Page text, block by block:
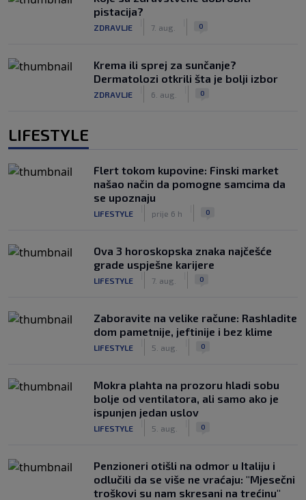
pistacija?
ZDRAVLJE 7. aug. 0
Krema ili sprej za sunčanje?
Dermatolozi otkrili šta je bolji izbor
ZDRAVLJE 6. aug. 0
LIFESTYLE
Flert tokom kupovine: Finski market
našao način da pomogne samcima da
se upoznaju
LIFESTYLE prije 6 h 0
Ova 3 horoskopska znaka najčešće
grade uspješne karijere
LIFESTYLE 7. aug. 0
Zaboravite na velike račune: Rashladite
dom pametnije, jeftinije i bez klime
LIFESTYLE 5. aug. 0
Mokra plahta na prozoru hladi sobu
bolje od ventilatora, ali samo ako je
ispunjen jedan uslov
LIFESTYLE 5. aug. 0
Penzioneri otišli na odmor u Italiju i
odlučili da se više ne vraćaju: "Mjesečni
troškovi su nam skresani na trećinu"